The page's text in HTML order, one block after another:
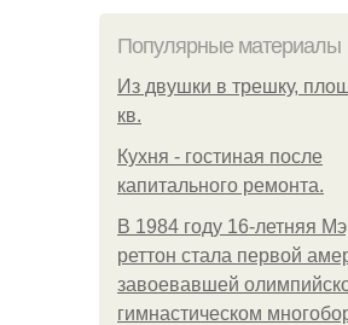
Популярные материалы
Из двушки в трешку,
кв.
Кухня - гостиная после
капитального ремонта.
В 1984 году 16-летняя
реттон стала первой
завоевавшей
гимнастическом